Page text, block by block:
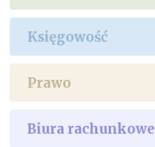
Księgowość
Prawo
Biura rachunkowe